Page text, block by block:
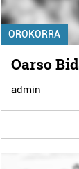
OROKORRA
Oarso
admin